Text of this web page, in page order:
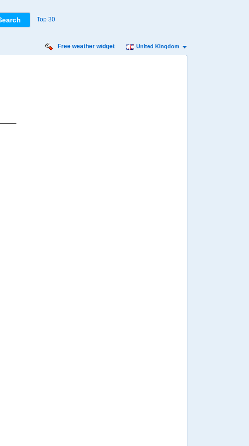
Top 30
Free weather widget United Kingdom